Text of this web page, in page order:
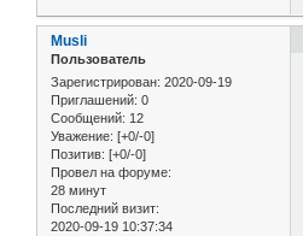
Musli
Пользователь
Зарегистрирован: 2020-09-19
Приглашений: 0
Сообщений: 12
Уважение: [+0/-0]
Позитив: [+0/-0]
Провел на форуме:
28 минут
Последний визит:
2020-09-19 10:37:34